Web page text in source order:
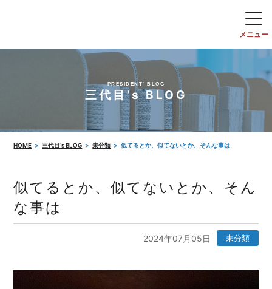
PRESIDENT' BLOG
三代目’s BLOG
HOME 三代目’s BLOG 未分類 似てるとか、似てないとか、そんな事は
似てるとか、似てないとか、そん
な事は
2024年07月05日 未分類